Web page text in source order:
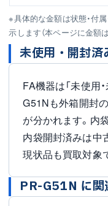
※具体的な金額は状態・付
示します（本ページに金額
未使用・開封済
FA機器は「未使用
G51Nも外箱開封
が分かれます。内
内袋開封済みは中
現状品も買取対象
PR-G51N に関